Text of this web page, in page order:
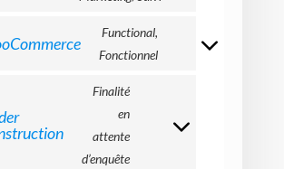
service
Functional,
Fonctionnel
Consent
woocommerce
Finalité
en
attente
d’enquête
Consent